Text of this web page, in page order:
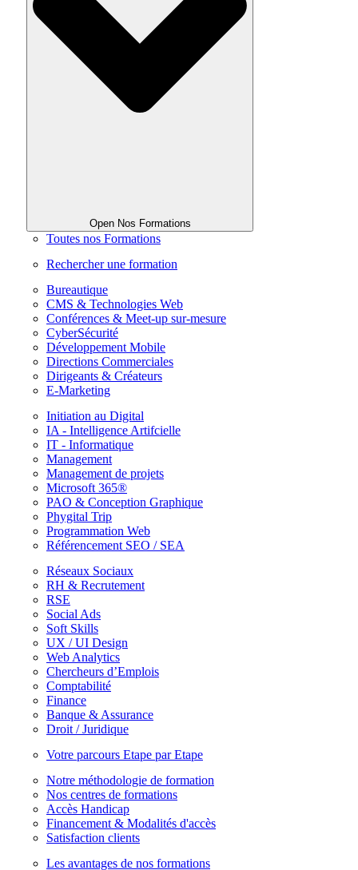
Open Nos Formations
Toutes nos Formations
Rechercher une formation
Bureautique
CMS & Technologies Web
Conférences & Meet-up sur-mesure
CyberSécurité
Développement Mobile
Directions Commerciales
Dirigeants & Créateurs
E-Marketing
Initiation au Digital
IA - Intelligence Artifcielle
IT - Informatique
Management
Management de projets
Microsoft 365®
PAO & Conception Graphique
Phygital Trip
Programmation Web
Référencement SEO / SEA
Réseaux Sociaux
RH & Recrutement
RSE
Social Ads
Soft Skills
UX / UI Design
Web Analytics
Chercheurs d’Emplois
Comptabilité
Finance
Banque & Assurance
Droit / Juridique
Votre parcours Etape par Etape
Notre méthodologie de formation
Nos centres de formations
Accès Handicap
Financement & Modalités d'accès
Satisfaction clients
Les avantages de nos formations